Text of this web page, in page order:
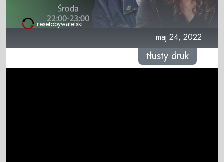
resetobywatelski
maj 24, 2022
tłusty druk